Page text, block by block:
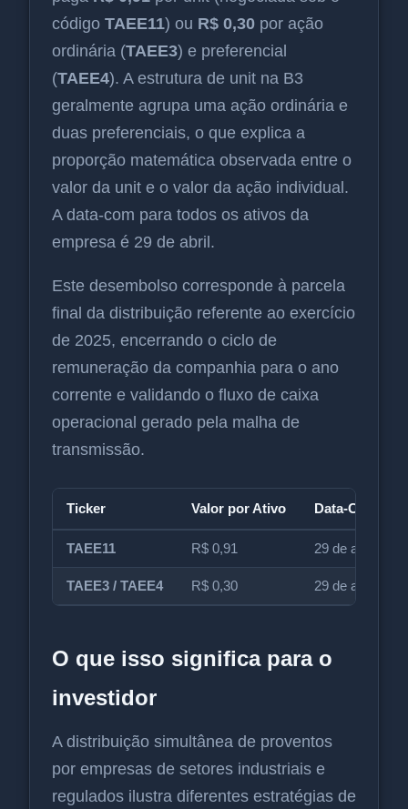
código TAEE11) ou R$ 0,30 por ação
ordinária (TAEE3) e preferencial
(TAEE4). A estrutura de unit na B3
geralmente agrupa uma ação ordinária e
duas preferenciais, o que explica a
proporção matemática observada entre o
valor da unit e o valor da ação individual.
A data-com para todos os ativos da
empresa é 29 de abril.
Este desembolso corresponde à parcela
final da distribuição referente ao exercício
de 2025, encerrando o ciclo de
remuneração da companhia para o ano
corrente e validando o fluxo de caixa
operacional gerado pela malha de
transmissão.
Ticker Valor por Ativo Data-Com
TAEE11 R$ 0,91 29 de abril
TAEE3 / TAEE4 R$ 0,30 29 de abril
O que isso significa para o
investidor
A distribuição simultânea de proventos
por empresas de setores industriais e
regulados ilustra diferentes estratégias de